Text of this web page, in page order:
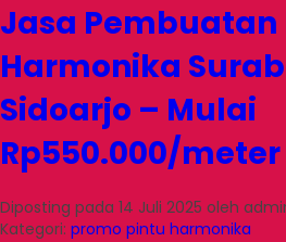
Jasa Pembuatan
Harmonika
Sidoarjo – Mulai
Rp550.000/meter
Diposting pada 14 Juli 2025 oleh
Kategori: promo pintu harmonika